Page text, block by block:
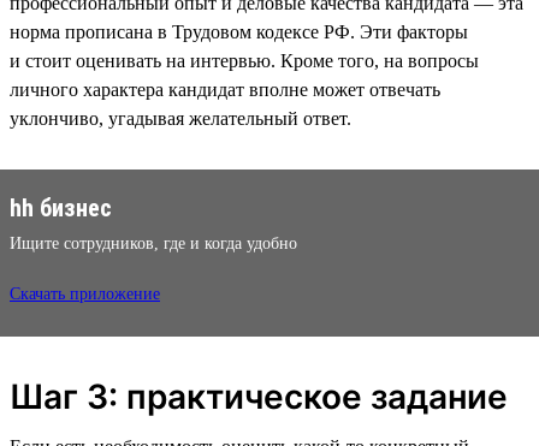
норма прописана в Трудовом кодексе РФ. Эти факторы
и стоит оценивать на интервью. Кроме того, на вопросы
личного характера кандидат вполне может отвечать
уклончиво, угадывая желательный ответ.
hh бизнес
Ищите сотрудников, где и когда удобно
Скачать приложение
Шаг 3: практическое задание